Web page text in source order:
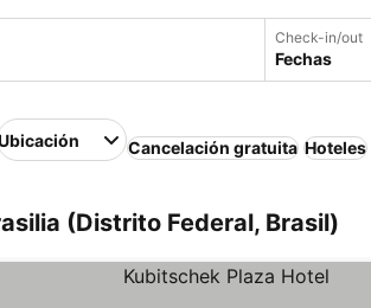
Check-in/out
Fechas
Cancelación gratuita Hoteles
(Distrito Federal, Brasil)